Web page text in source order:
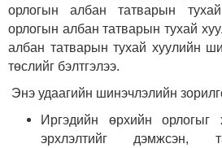
орлогын албан татварын
орлогын албан татварын тухай
албан татварын тухай хуулийн
төслийг бэлтгэлээ.
Энэ удаагийн шинэчлэлийн
Иргэдийн өрхийн орлогыг
эрхлэлтийг дэмжсэн,